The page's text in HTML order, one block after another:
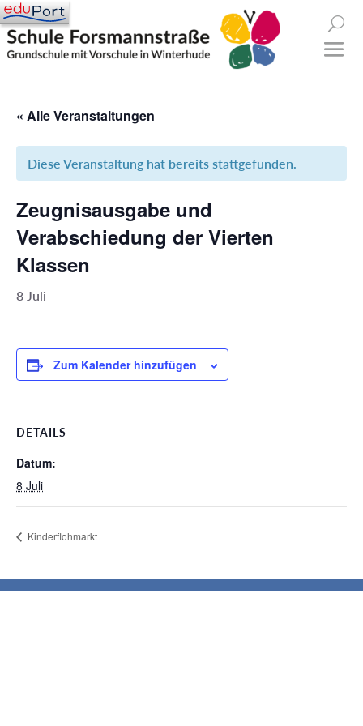
« Alle Veranstaltungen
Diese Veranstaltung hat bereits stattgefunden.
Zeugnisausgabe und
Verabschiedung der Vierten
Klassen
8 Juli
Zum Kalender hinzufügen
DETAILS
Datum:
8 Juli
Kinderflohmarkt